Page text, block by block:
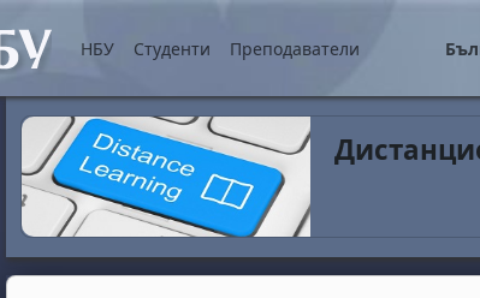
Прескочи на основното съдържание
НБУ Студенти Преподаватели